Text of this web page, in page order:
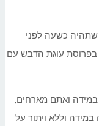
שתהיה כשעה לפני
מים. כמו כן, מומלץ לחלוק בפרוסת עוגת הדבש עם
במידה ואתם מארחים,
וללא ויתור על